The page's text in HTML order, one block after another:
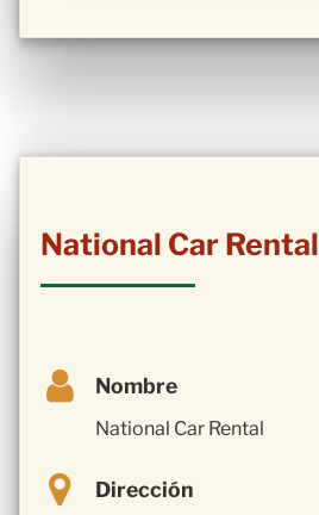
National Car Rental
Nombre
National Car Rental
Dirección